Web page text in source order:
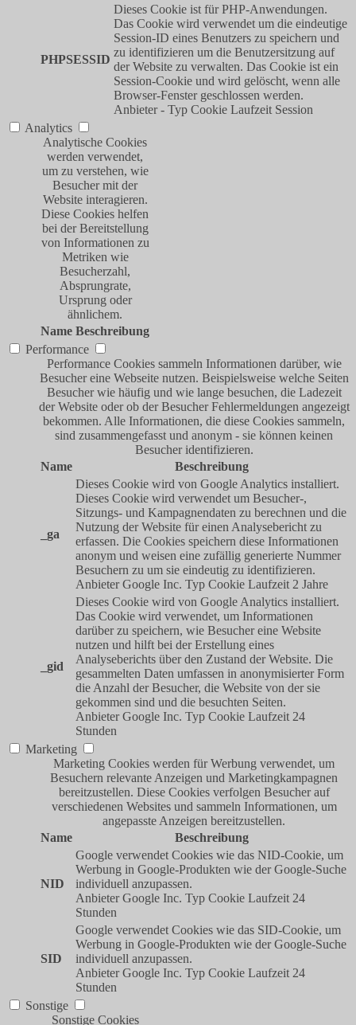
PHPSESSID
Dieses Cookie ist für PHP-Anwendungen.
Das Cookie wird verwendet um die eindeutige
Session-ID eines Benutzers zu speichern und
zu identifizieren um die Benutzersitzung auf
der Website zu verwalten. Das Cookie ist ein
Session-Cookie und wird gelöscht, wenn alle
Browser-Fenster geschlossen werden.
Anbieter - Typ Cookie Laufzeit Session
Analytics
Analytische Cookies
werden verwendet,
um zu verstehen, wie
Besucher mit der
Website interagieren.
Diese Cookies helfen
bei der Bereitstellung
von Informationen zu
Metriken wie
Besucherzahl,
Absprungrate,
Ursprung oder
ähnlichem.
Name Beschreibung
Performance
Performance Cookies sammeln Informationen darüber, wie
Besucher eine Webseite nutzen. Beispielsweise welche Seiten
Besucher wie häufig und wie lange besuchen, die Ladezeit
der Website oder ob der Besucher Fehlermeldungen angezeigt
bekommen. Alle Informationen, die diese Cookies sammeln,
sind zusammengefasst und anonym - sie können keinen
Besucher identifizieren.
Name
Beschreibung
_ga
Dieses Cookie wird von Google Analytics installiert.
Dieses Cookie wird verwendet um Besucher-,
Sitzungs- und Kampagnendaten zu berechnen und die
Nutzung der Website für einen Analysebericht zu
erfassen. Die Cookies speichern diese Informationen
anonym und weisen eine zufällig generierte Nummer
Besuchern zu um sie eindeutig zu identifizieren.
Anbieter Google Inc. Typ Cookie Laufzeit 2 Jahre
_gid
Dieses Cookie wird von Google Analytics installiert.
Das Cookie wird verwendet, um Informationen
darüber zu speichern, wie Besucher eine Website
nutzen und hilft bei der Erstellung eines
Analyseberichts über den Zustand der Website. Die
gesammelten Daten umfassen in anonymisierter Form
die Anzahl der Besucher, die Website von der sie
gekommen sind und die besuchten Seiten.
Anbieter Google Inc. Typ Cookie Laufzeit 24
Stunden
Marketing
Marketing Cookies werden für Werbung verwendet, um
Besuchern relevante Anzeigen und Marketingkampagnen
bereitzustellen. Diese Cookies verfolgen Besucher auf
verschiedenen Websites und sammeln Informationen, um
angepasste Anzeigen bereitzustellen.
Name
Beschreibung
NID
Google verwendet Cookies wie das NID-Cookie, um
Werbung in Google-Produkten wie der Google-Suche
individuell anzupassen.
Anbieter Google Inc. Typ Cookie Laufzeit 24
Stunden
SID
Google verwendet Cookies wie das SID-Cookie, um
Werbung in Google-Produkten wie der Google-Suche
individuell anzupassen.
Anbieter Google Inc. Typ Cookie Laufzeit 24
Stunden
Sonstige
Sonstige Cookies